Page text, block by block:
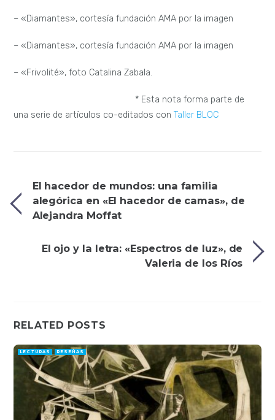
– «Diamantes», cortesía fundación AMA por la imagen
– «Diamantes», cortesía fundación AMA por la imagen
– «Frivolité», foto Catalina Zabala.
* Esta nota forma parte de
una serie de artículos co-editados conTaller BLOC
El hacedor de mundos: una familia
alegórica en «El hacedor de camas», de
Alejandra Moffat
El ojo y la letra: «Espectros de luz», de
Valeria de los Ríos
RELATED POSTS
LECTURAS RESEÑAS